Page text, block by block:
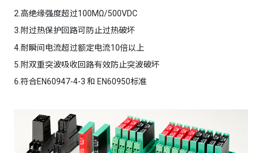
2.高绝缘强度超过100MΩ/500VDC
3.附过热保护回路可防止过热破坏
4.耐瞬间电流超过额定电流10倍以上
5.附双重突波吸收回路有效防止突波破坏
6.符合EN60947-4-3 和 EN60950标准